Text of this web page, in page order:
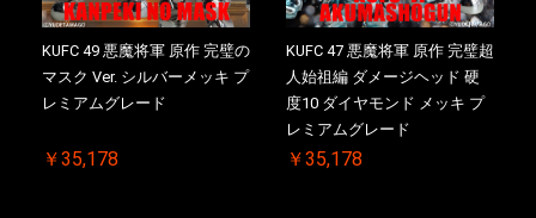
KUFC 49 悪魔将軍 原作 完璧の
マスク Ver. シルバーメッキ プ
レミアムグレード
￥35,178
KUFC 47 悪魔将軍 原作 完璧超
人始祖編 ダメージヘッド 硬
度10 ダイヤモンド メッキ プ
レミアムグレード
￥35,178